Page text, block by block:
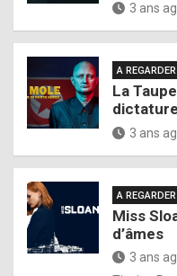
3 ans
A REGARDER
La
3 ans
A REGARDER
Miss
d’âmes
3 ans